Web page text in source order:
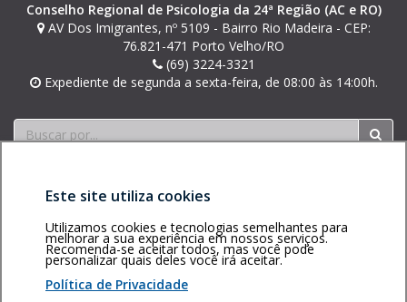
Conselho Regional de Psicologia da 24ª Região (AC e RO)
AV Dos Imigrantes, nº 5109 - Bairro Rio Madeira - CEP:
76.821-471 Porto Velho/RO
(69) 3224-3321
Expediente de segunda a sexta-feira, de 08:00 às 14:00h.
Buscar
Área restritaPolítica de
privacidadePersonalização
de cookies
Este site utiliza cookies
Utilizamos cookies e tecnologias semelhantes para
melhorar a sua experiência em nossos serviços.
Recomenda-se aceitar todos, mas você pode
personalizar quais deles você irá aceitar.
Política de Privacidade